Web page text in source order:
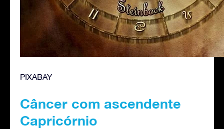
PIXABAY
Câncer com ascendente
Capricórnio